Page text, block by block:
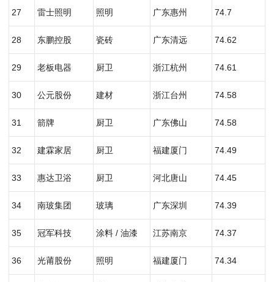
27 雷士照明 照明 广东惠州 74.7
28 东鹏控股 瓷砖 广东清远 74.62
29 老板电器 厨卫 浙江杭州 74.61
30 公元股份 建材 浙江台州 74.58
31 箭牌 厨卫 广东佛山 74.58
32 建霖家居 厨卫 福建厦门 74.49
33 惠达卫浴 厨卫 河北唐山 74.45
34 南玻集团 玻璃 广东深圳 74.39
35 冠军科技 涂料 / 油漆 江苏南京 74.37
36 光莆股份 照明 福建厦门 74.34